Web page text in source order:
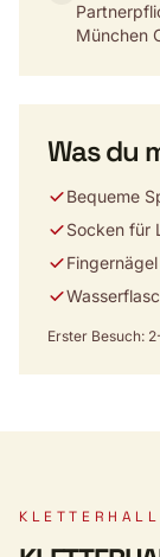
München
Was du
Bequeme
Socken für
Erster Besuch: